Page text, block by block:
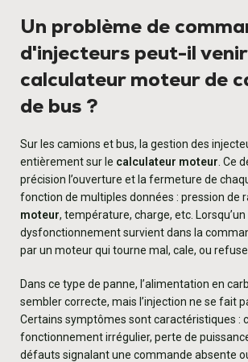
Un problème de
d'injecteurs peut-il
calculateur moteur de
de bus ?
Sur les camions et bus, la gestion des
entièrement sur le calculateur moteur . Ce
précision l’ouverture et la fermeture de
fonction de multiples données : pression de
moteur, température, charge, etc. Lorsqu’un
dysfonctionnement survient dans la
par un moteur qui tourne mal, cale, ou
Dans ce type de panne, l’alimentation en
sembler correcte, mais l’injection ne se fait
Certains symptômes sont caractéristiques :
fonctionnement irrégulier, perte de
défauts signalant une commande absente